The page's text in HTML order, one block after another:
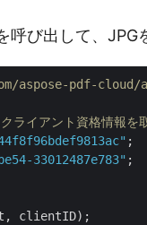
呼び出して、JPG
pdf-cloud/
アント資格情報を取
33012487e783" ;
clientID);